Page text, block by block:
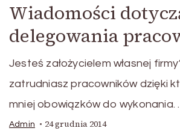
Wiadomości
delegowania
Jesteś założycielem własnej
zatrudniasz pracowników dzięki
mniej obowiązków do wykonania.
Admin 24 grudnia 2014